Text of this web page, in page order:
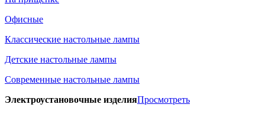
Офисные
Классические настольные лампы
Детские настольные лампы
Современные настольные лампы
Электроустановочные изделияПросмотреть